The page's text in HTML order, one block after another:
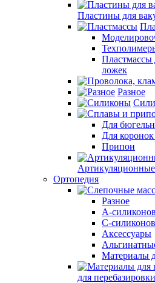
Пластины для
Пластмассы
ложек
Разное
Для
Для
Припои
Ортопедия
Разное
А-
С-
Аксессуары
Материалы
для перебазировки